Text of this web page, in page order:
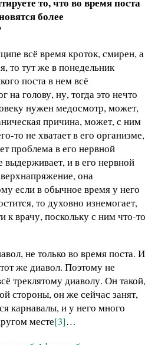
более
всё время кроток, смирен, а
то тут же в понедельник
поста в нем всё
на голову, ну, тогда это нечто
нужен медосмотр, может,
причина, может, с ним
то не хватает в его организме,
проблема в его нервной
и в его нервной
она
если в обычное время у него
то духовно изнемогает,
к врачу, поскольку с ним что-то
не только во время поста. И
же диавол. Поэтому не
треклятому диаволу. Он такой,
стороны, он же сейчас занят,
карнавалы, и у него много
месте[3]…